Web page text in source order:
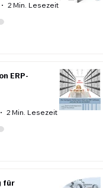
2 Min. Lesezeit
ERP-
2 Min. Lesezeit
für